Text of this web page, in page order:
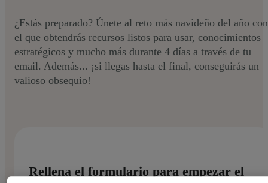
¿Estás preparado? Únete al reto más navideño del año con
el que obtendrás recursos listos para usar, conocimientos
estratégicos y mucho más durante 4 días a través de tu
email. Además... ¡si llegas hasta el final, conseguirás un
valioso obsequio!
Rellena el formulario para empezar el